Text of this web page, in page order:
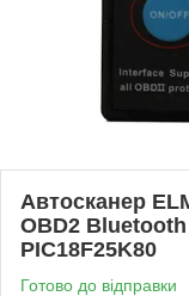
Автосканер
OBD2
PIC18F25K80
Готово до відправки